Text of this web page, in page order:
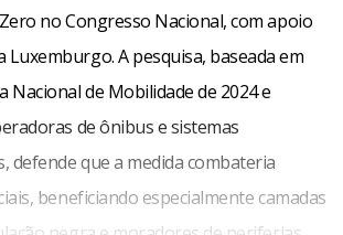
no Congresso Nacional, com apoio
Luxemburgo. A pesquisa, baseada em
Nacional de Mobilidade de 2024 e
de ônibus e sistemas
defende que a medida combateria
beneficiando especialmente camadas